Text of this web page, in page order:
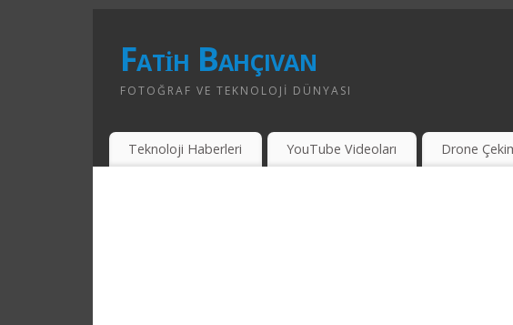
Fatih Bahçıvan
FOTOĞRAF VE TEKNOLOJI DÜNYASI
Teknoloji Haberleri YouTube Videoları Drone